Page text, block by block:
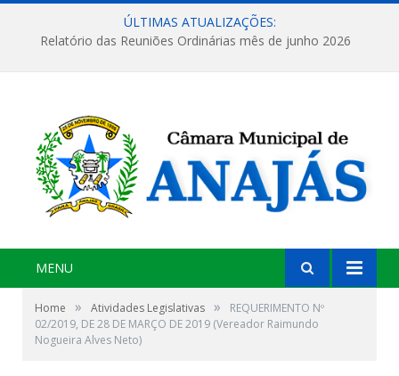
ÚLTIMAS ATUALIZAÇÕES:
Relatório das Reuniões Ordinárias mês de junho 2026
MENU
Home » Atividades Legislativas »
REQUERIMENTO Nº
02/2019, DE 28 DE MARÇO DE 2019 (Vereador Raimundo
Nogueira Alves Neto)